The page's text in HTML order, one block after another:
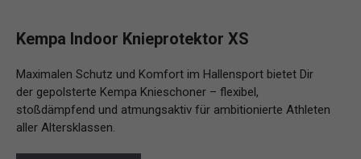
Kempa Indoor Knieprotektor XS
Maximalen Schutz und Komfort im Hallensport bietet Dir
der gepolsterte Kempa Knieschoner – flexibel,
stoßdämpfend und atmungsaktiv für ambitionierte Athleten
aller Altersklassen.